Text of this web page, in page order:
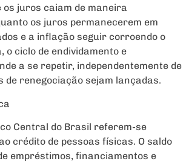
os juros caiam de maneira
os juros permanecerem em
e a inflação seguir corroendo o
o ciclo de endividamento e
a se repetir, independentemente de
de renegociação sejam lançadas.
Central do Brasil referem-se
crédito de pessoas físicas. O saldo
empréstimos, financiamentos e